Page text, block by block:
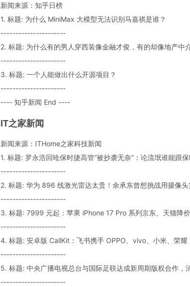
新闻来源：知乎日榜
1. 标题: 为什么 MiniMax 大模型无法识别马嘉祺是谁？
----------------------
2. 标题: 为什么有的男人穿西装像金融才俊，有的却像地产中
----------------------
3. 标题: 一个人能做出什么开源项目？
----------------------
---- 知乎新闻 End ----
IT之家新闻
新闻来源：ITHome之家科技新闻
1. 标题: 罗永浩回呛保时捷高管“被抄袭无奈”：论流氓谁能跟
----------------------
2. 标题: 华为 896 线激光雷达太贵！余承东曾想挑战用摄像
----------------------
3. 标题: 7999 元起：苹果 iPhone 17 Pro 系列京东、天猫降
----------------------
4. 标题: 安卓版 CallKit：飞书携手 OPPO、vivo、小米、荣
----------------------
5. 标题: 中央广播电视总台与国际足联达成新周期版权合作
----------------------